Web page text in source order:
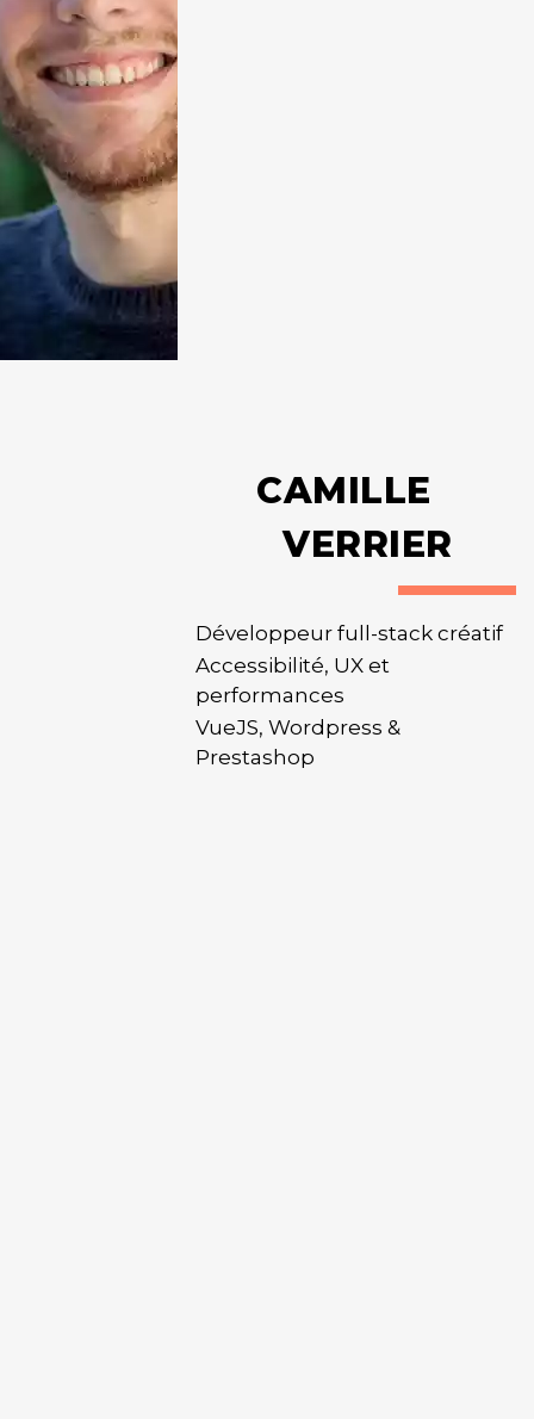
CAMILLE
VERRIER
Développeur full-stack créatif
Accessibilité, UX et
performances
VueJS, Wordpress &
Prestashop